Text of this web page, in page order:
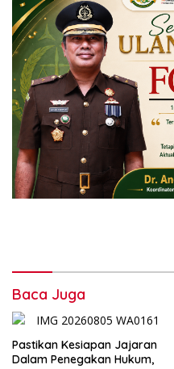
Baca Juga
Pastikan Kesiapan Jajaran
Dalam Penegakan Hukum,